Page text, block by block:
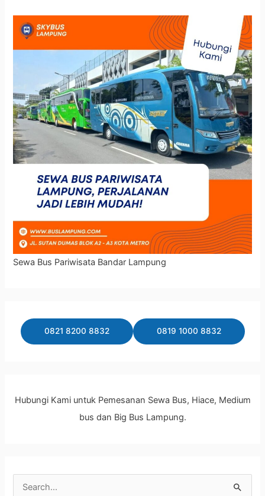
Sewa Bus Pariwisata Bandar Lampung
0821 8200 8832 0819 1000 8832
Hubungi Kami untuk Pemesanan Sewa Bus, Hiace, Medium
bus dan Big Bus Lampung.